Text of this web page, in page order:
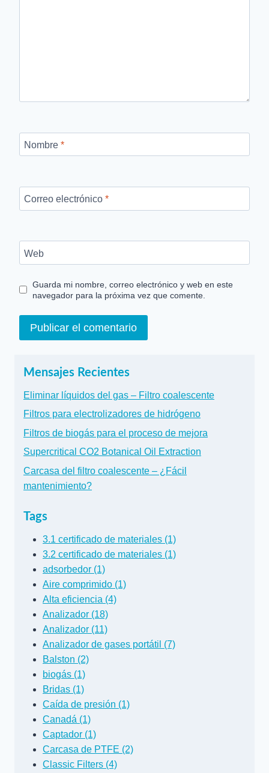
Nombre *
Correo electrónico *
Web
Guarda mi nombre, correo electrónico y web en este
navegador para la próxima vez que comente.
Mensajes Recientes
Eliminar líquidos del gas – Filtro coalescente
Filtros para electrolizadores de hidrógeno
Filtros de biogás para el proceso de mejora
Supercritical CO2 Botanical Oil Extraction
Carcasa del filtro coalescente – ¿Fácil
mantenimiento?
Tags
3.1 certificado de materiales (1)
3.2 certificado de materiales (1)
adsorbedor (1)
Aire comprimido (1)
Alta eficiencia (4)
Analizador (18)
Analizador (11)
Analizador de gases portátil (7)
Balston (2)
biogás (1)
Bridas (1)
Caída de presión (1)
Canadá (1)
Captador (1)
Carcasa de PTFE (2)
Classic Filters (4)